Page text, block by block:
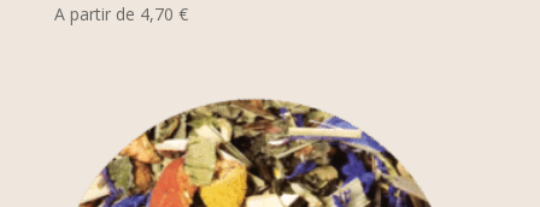
A partir de 4,70 €